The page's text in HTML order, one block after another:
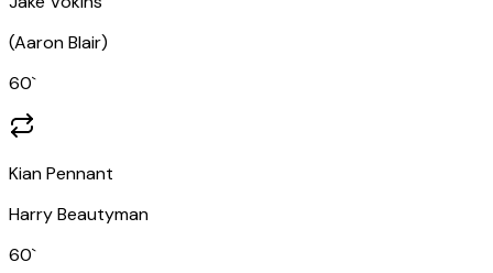
(Aaron Blair)
60`
Kian Pennant
Harry Beautyman
60`